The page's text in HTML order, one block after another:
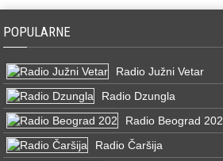
POPULARNE
Radio Južni Vetar
Radio Dzungla
Radio Beograd 202
Radio Čaršija